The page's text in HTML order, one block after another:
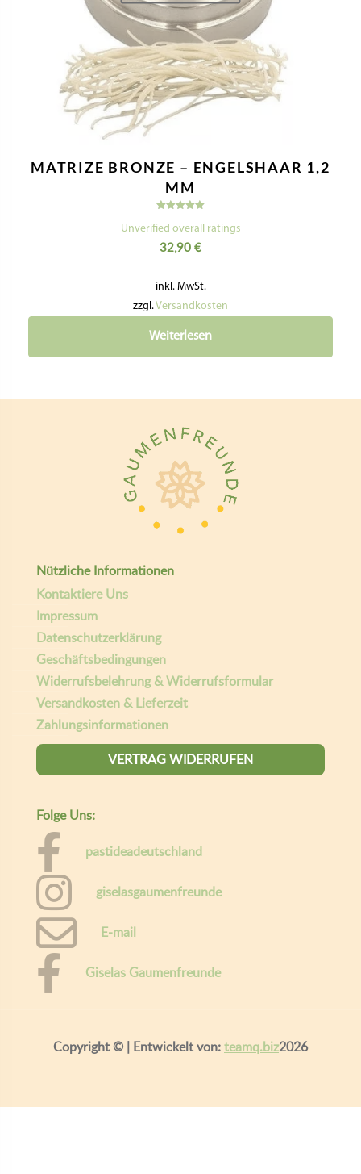
MATRIZE BRONZE – ENGELSHAAR 1,2
MM
mit
von 5
Unverified overall ratings
32,90 €
inkl. MwSt.
zzgl.Versandkosten
Weiterlesen
Nützliche Informationen
Kontaktiere Uns
Impressum
Datenschutzerklärung
Geschäftsbedingungen
Widerrufsbelehrung & Widerrufsformular
Versandkosten & Lieferzeit
Zahlungsinformationen
VERTRAG WIDERRUFEN
Folge Uns:
pastideadeutschland
giselasgaumenfreunde
E-mail
Giselas Gaumenfreunde
Copyright © | Entwickelt von:teamq.biz2026